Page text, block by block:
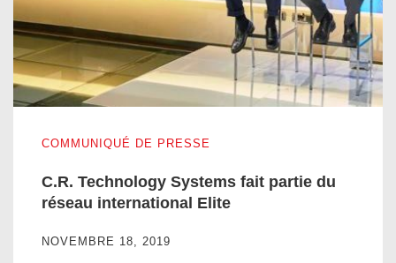
COMMUNIQUÉ DE PRESSE
C.R. Technology Systems fait partie du
réseau international Elite
NOVEMBRE 18, 2019